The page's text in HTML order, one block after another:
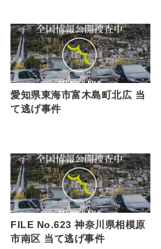
愛知県東海市富木島町北広 当
て逃げ事件
FILE No.623 神奈川県相模原
市南区 当て逃げ事件